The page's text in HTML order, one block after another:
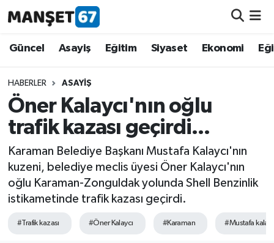
Güncel Asayiş Eğitim Siyaset Ekonomi
HABERLER ASAYIŞ
Öner Kalaycı'nın oğlu
trafik kazası geçirdi...
Karaman Belediye Başkanı Mustafa Kalaycı'nın
kuzeni, belediye meclis üyesi Öner Kalaycı'nın
oğlu Karaman-Zonguldak yolunda Shell Benzinlik
istikametinde trafik kazası geçirdi.
#Trafik kazası #Öner Kalaycı #Karaman #Mustafa
Güncel
Asayiş
Siyaset
Eğitim
Ekonomi